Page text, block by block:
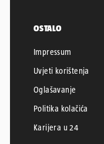
OSTALO
Impressum
Uvjeti korištenja
Oglašavanje
Politika kolačića
Karijera u 24